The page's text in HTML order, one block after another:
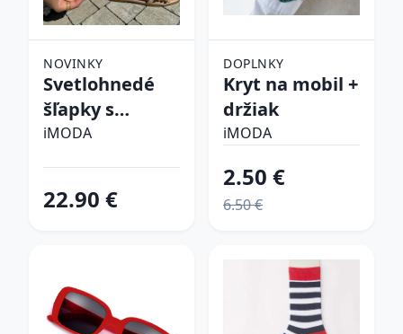
NOVINKY
Svetlohnedé
šľapky s
perličkami
iMODA
22.90 €
DOPLNKY
Kryt na mobil +
držiak
iMODA
2.50 €
6.50 €